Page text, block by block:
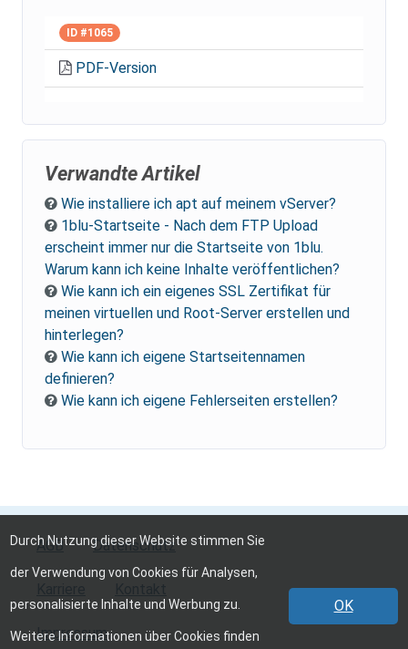
ID #1065
PDF-Version
Verwandte Artikel
Wie installiere ich apt auf meinem vServer?
1blu-Startseite - Nach dem FTP Upload
erscheint immer nur die Startseite von 1blu.
Warum kann ich keine Inhalte veröffentlichen?
Wie kann ich ein eigenes SSL Zertifikat für
meinen virtuellen und Root-Server erstellen und
hinterlegen?
Wie kann ich eigene Startseitennamen
definieren?
Wie kann ich eigene Fehlerseiten erstellen?
AGB Datenschutz
Impressum
Durch Nutzung dieser Website stimmen Sie
der Verwendung von Cookies für Analysen,
personalisierte Inhalte und Werbung zu.
Weitere Informationen über Cookies finden
OK